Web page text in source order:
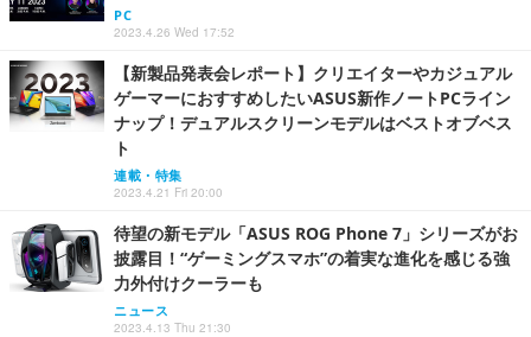
PC
2023.4.26 Wed 17:52
【新製品発表会レポート】クリエイターやカジュアル
ゲーマーにおすすめしたいASUS新作ノートPCライン
ナップ！デュアルスクリーンモデルはベストオブベス
ト
連載・特集
2023.4.21 Fri 20:00
待望の新モデル「ASUS ROG Phone 7」シリーズがお
披露目！“ゲーミングスマホ”の着実な進化を感じる強
力外付けクーラーも
ニュース
2023.4.13 Thu 21:30